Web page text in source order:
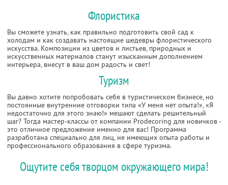
Флористика
Вы сможете узнать, как правильно подготовить свой сад к
холодам и как создавать настоящие шедевры флористического
искусства. Композиции из цветов и листьев, природных и
искусственных материалов станут изысканным дополнением
интерьера, внесут в ваш дом радость и свет!
Туризм
Вы давно хотите попробовать себя в туристическом бизнесе, но
постоянные внутренние отговорки типа «У меня нет опыта!», «Я
недостаточно для этого знаю!» мешают сделать решительный
шаг? Тогда мастер-классы от компании Prodecoring для новичков -
это отличное предложение именно для вас! Программа
разработана специально для лиц, не имеющих опыта работы и
профессионального образования в сфере туризма.
Ощутите себя творцом окружающего мира!